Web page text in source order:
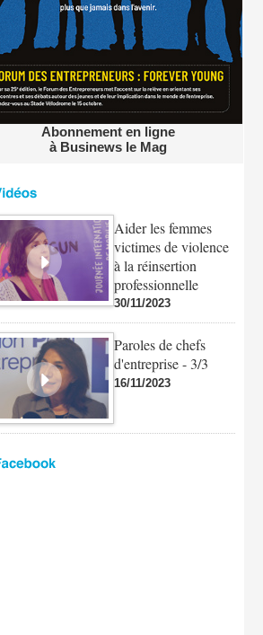
Abonnement en ligne
à Businews le Mag
Aider les femmes
victimes de violence
à la réinsertion
professionnelle
30/11/2023
Paroles de chefs
d'entreprise - 3/3
16/11/2023